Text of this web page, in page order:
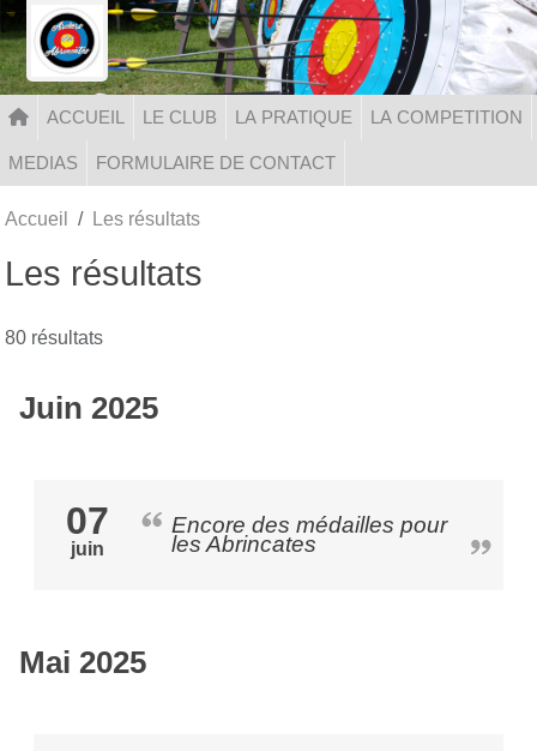
ACCUEIL LE CLUB LA PRATIQUE LA COMPETITION
MEDIAS FORMULAIRE DE CONTACT
Accueil Les résultats
Les résultats
80 résultats
Juin 2025
07
juin
Encore des médailles pour
les Abrincates
Mai 2025
Panneau de gestion des cookies